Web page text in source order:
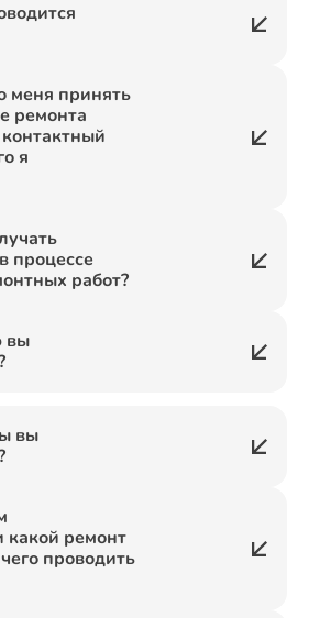
меня принять
ремонта
я
процессе
работ?
вы
вы
какой ремонт
проводить